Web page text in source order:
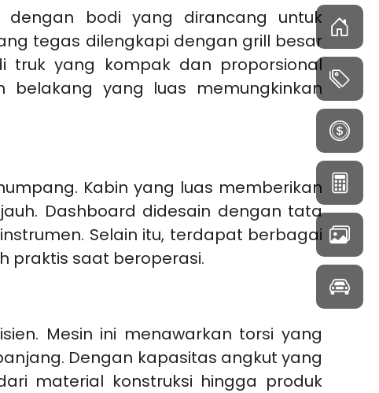
dengan bodi yang dirancang untuk
tegas dilengkapi dengan grill besar
truk yang kompak dan proporsional
yang luas memungkinkan
Kabin yang luas memberikan
Dashboard didesain dengan tata
Selain itu, terdapat berbagai
praktis saat beroperasi.
Mesin ini menawarkan torsi yang
Dengan kapasitas angkut yang
material konstruksi hingga produk